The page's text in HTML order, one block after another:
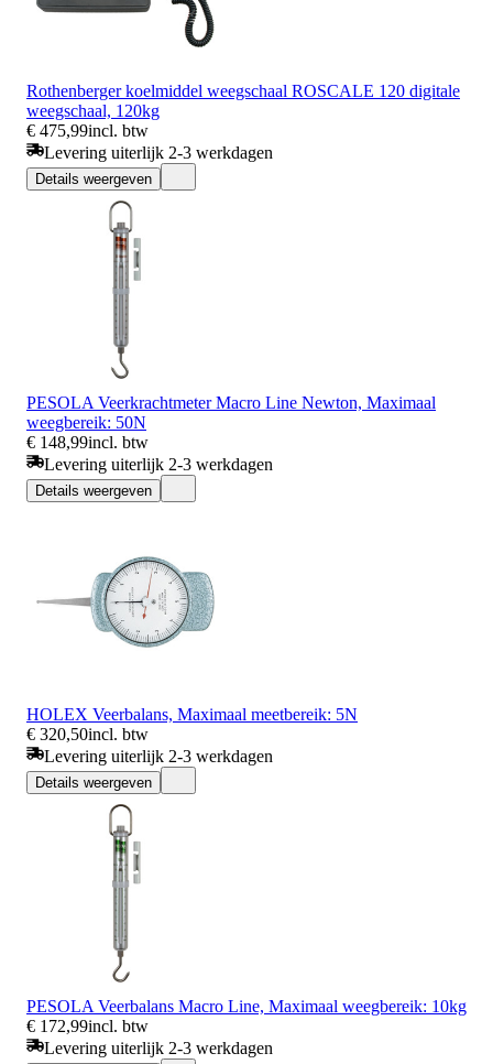
Rothenberger koelmiddel weegschaal ROSCALE 120 digitale
weegschaal, 120kg
€ 475,99incl. btw
Levering uiterlijk 2-3 werkdagen
Details weergeven
PESOLA Veerkrachtmeter Macro Line Newton, Maximaal
weegbereik: 50N
€ 148,99incl. btw
Levering uiterlijk 2-3 werkdagen
Details weergeven
HOLEX Veerbalans, Maximaal meetbereik: 5N
€ 320,50incl. btw
Levering uiterlijk 2-3 werkdagen
Details weergeven
PESOLA Veerbalans Macro Line, Maximaal weegbereik: 10kg
€ 172,99incl. btw
Levering uiterlijk 2-3 werkdagen